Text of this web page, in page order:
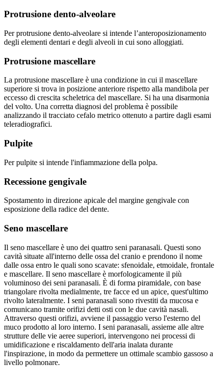
Protrusione dento-alveolare
Per protrusione dento-alveolare si intende l’anteroposizionamento
degli elementi dentari e degli alveoli in cui sono alloggiati.
Protrusione mascellare
La protrusione mascellare è una condizione in cui il mascellare
superiore si trova in posizione anteriore rispetto alla mandibola per
eccesso di crescita scheletrica del mascellare. Si ha una disarmonia
del volto. Una corretta diagnosi del problema è possibile
analizzando il tracciato cefalo metrico ottenuto a partire dagli esami
teleradiografici.
Pulpite
Per pulpite si intende l'infiammazione della polpa.
Recessione gengivale
Spostamento in direzione apicale del margine gengivale con
esposizione della radice del dente.
Seno mascellare
Il seno mascellare è uno dei quattro seni paranasali. Questi sono
cavità situate all'interno delle ossa del cranio e prendono il nome
dalle ossa entro le quali sono scavate: sfenoidale, etmoidale, frontale
e mascellare. Il seno mascellare è morfologicamente il più
voluminoso dei seni paranasali. È di forma piramidale, con base
triangolare rivolta medialmente, tre facce ed un apice, quest'ultimo
rivolto lateralmente. I seni paranasali sono rivestiti da mucosa e
comunicano tramite orifizi detti osti con le due cavità nasali.
Attraverso questi orifizi, avviene il passaggio verso l'esterno del
muco prodotto al loro interno. I seni paranasali, assieme alle altre
strutture delle vie aeree superiori, intervengono nei processi di
umidificazione e riscaldamento dell'aria inalata durante
l'inspirazione, in modo da permettere un ottimale scambio gassoso a
livello polmonare.